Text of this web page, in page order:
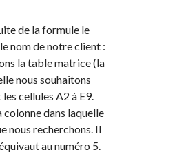
de la formule le
nom de notre client :
la table matrice (la
nous souhaitons
cellules A2 à E9.
colonne dans laquelle
nous recherchons. Il
au numéro 5.